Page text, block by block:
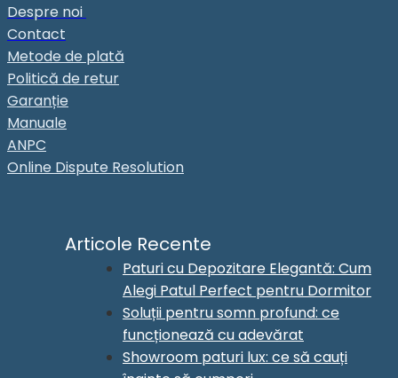
Despre noi
Contact
Metode de plată
Politică de retur
Garanție
Manuale
ANPC
Online Dispute Resolution
Articole Recente
Paturi cu Depozitare Elegantă: Cum
Alegi Patul Perfect pentru Dormitor
Soluții pentru somn profund: ce
funcționează cu adevărat
Showroom paturi lux: ce să cauți